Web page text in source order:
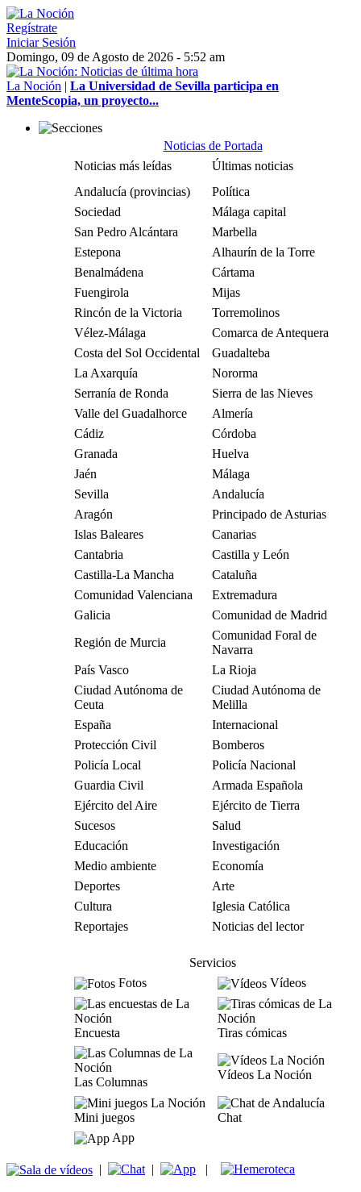
Regístrate
Iniciar Sesión
Domingo, 09 de Agosto de 2026 - 5:52 am
La Noción | La Universidad de Sevilla participa en
MenteScopia, un proyecto...
Noticias de Portada
Noticias más leídas
Últimas noticias
Andalucía (provincias)
Política
Sociedad
Málaga capital
San Pedro Alcántara
Marbella
Estepona
Alhaurín de la Torre
Benalmádena
Cártama
Fuengirola
Mijas
Rincón de la Victoria
Torremolinos
Vélez-Málaga
Comarca de Antequera
Costa del Sol Occidental
Guadalteba
La Axarquía
Nororma
Serranía de Ronda
Sierra de las Nieves
Valle del Guadalhorce
Almería
Cádiz
Córdoba
Granada
Huelva
Jaén
Málaga
Sevilla
Andalucía
Aragón
Principado de Asturias
Islas Baleares
Canarias
Cantabria
Castilla y León
Castilla-La Mancha
Cataluña
Comunidad Valenciana
Extremadura
Galicia
Comunidad de Madrid
Región de Murcia
Comunidad Foral de
Navarra
País Vasco
La Rioja
Ciudad Autónoma de
Ceuta
Ciudad Autónoma de
Melilla
España
Internacional
Protección Civil
Bomberos
Policía Local
Policía Nacional
Guardia Civil
Armada Española
Ejército del Aire
Ejército de Tierra
Sucesos
Salud
Educación
Investigación
Medio ambiente
Economía
Deportes
Arte
Cultura
Iglesia Católica
Reportajes
Noticias del lector
Servicios
Fotos
Vídeos
Encuesta Tiras cómicas
Las Columnas
Vídeos La Noción
Mini juegos
Chat
App
| | |